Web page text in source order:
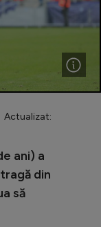
ani) a
din
să